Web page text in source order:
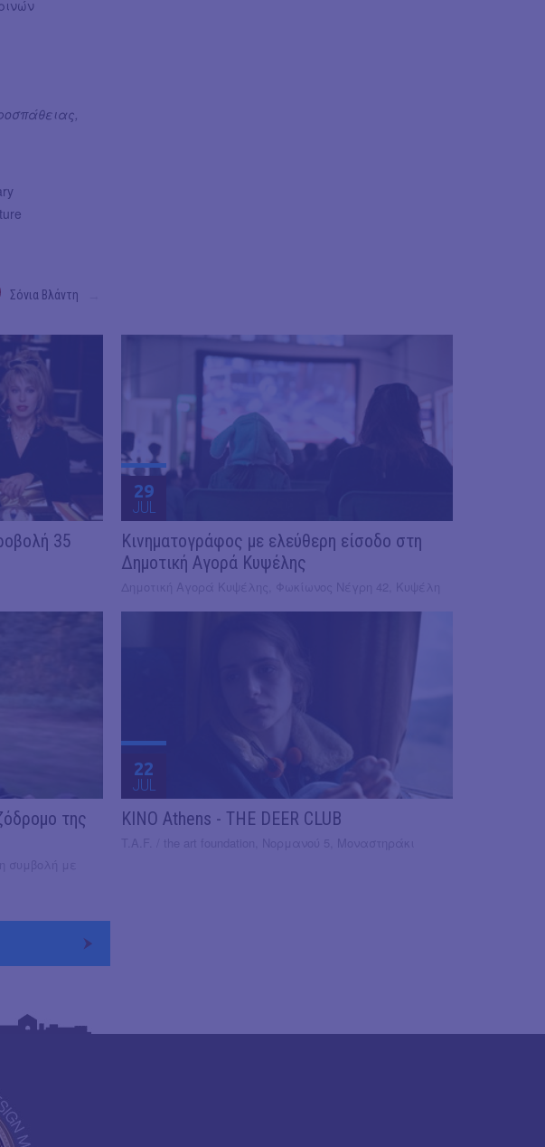
Σόνια Βλάντη
35
29
JUL
Κινηματογράφος με ελεύθερη είσοδο στη
Δημοτική Αγορά Κυψέλης
της
22
JUL
KINO Athens - THE DEER CLUB